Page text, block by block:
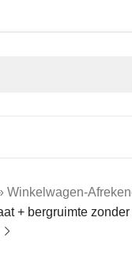
Winkelwagen-
+ bergruimte